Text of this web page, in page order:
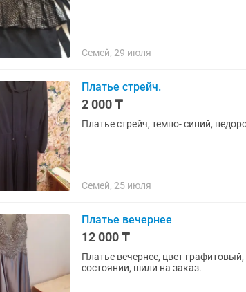
Семей, 29 июля
Платье стрейч.
2 000 ₸
Платье стрейч, темно- синий,
Семей, 25 июля
Платье вечернее
12 000 ₸
Платье вечернее, цвет
состоянии, шили на заказ.